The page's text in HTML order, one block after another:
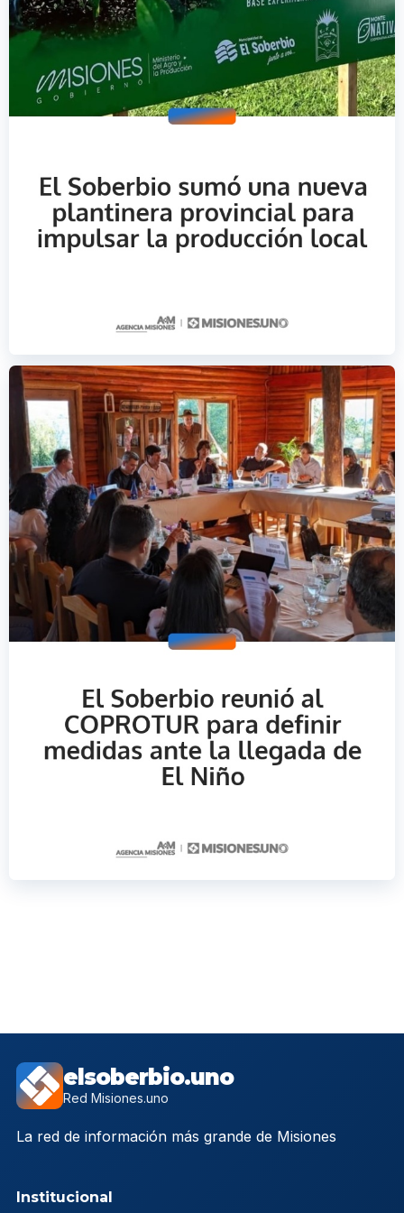
elsoberbio.uno
Red Misiones.uno
La red de información más grande de Misiones
Institucional